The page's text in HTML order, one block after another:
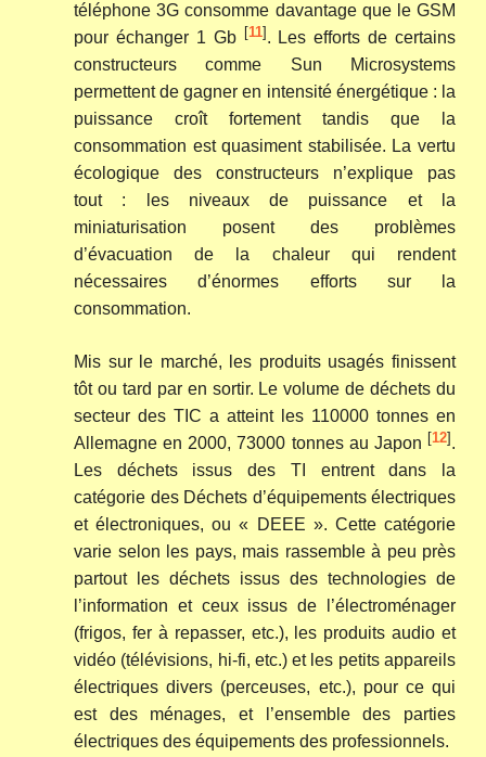
téléphone 3G consomme davantage que le GSM
pour échanger 1 Gb [11]. Les efforts de certains
constructeurs comme Sun Microsystems
permettent de gagner en intensité énergétique : la
puissance croît fortement tandis que la
consommation est quasiment stabilisée. La vertu
écologique des constructeurs n’explique pas
tout : les niveaux de puissance et la
miniaturisation posent des problèmes
d’évacuation de la chaleur qui rendent
nécessaires d’énormes efforts sur la
consommation.
Mis sur le marché, les produits usagés finissent
tôt ou tard par en sortir. Le volume de déchets du
secteur des TIC a atteint les 110000 tonnes en
Allemagne en 2000, 73000 tonnes au Japon [12].
Les déchets issus des TI entrent dans la
catégorie des Déchets d’équipements électriques
et électroniques, ou « DEEE ». Cette catégorie
varie selon les pays, mais rassemble à peu près
partout les déchets issus des technologies de
l’information et ceux issus de l’électroménager
(frigos, fer à repasser, etc.), les produits audio et
vidéo (télévisions, hi-fi, etc.) et les petits appareils
électriques divers (perceuses, etc.), pour ce qui
est des ménages, et l’ensemble des parties
électriques des équipements des professionnels.